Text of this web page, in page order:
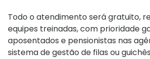
Todo o atendimento será gratuito,
equipes treinadas, com prioridade
aposentados e pensionistas nas
sistema de gestão de filas ou